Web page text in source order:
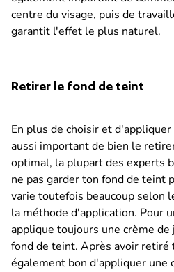
centre du visage, puis de
garantit l'effet le plus naturel.
Retirer le fond de teint
En plus de choisir et
aussi important de bien le
optimal, la plupart des experts
ne pas garder ton fond de teint
varie toutefois beaucoup selon
la méthode d'application. Pour
applique toujours une crème
fond de teint. Après avoir
également bon d'appliquer une